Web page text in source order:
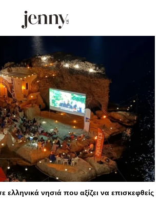
ελληνικά νησιά που αξίζει να επισκεφθείς